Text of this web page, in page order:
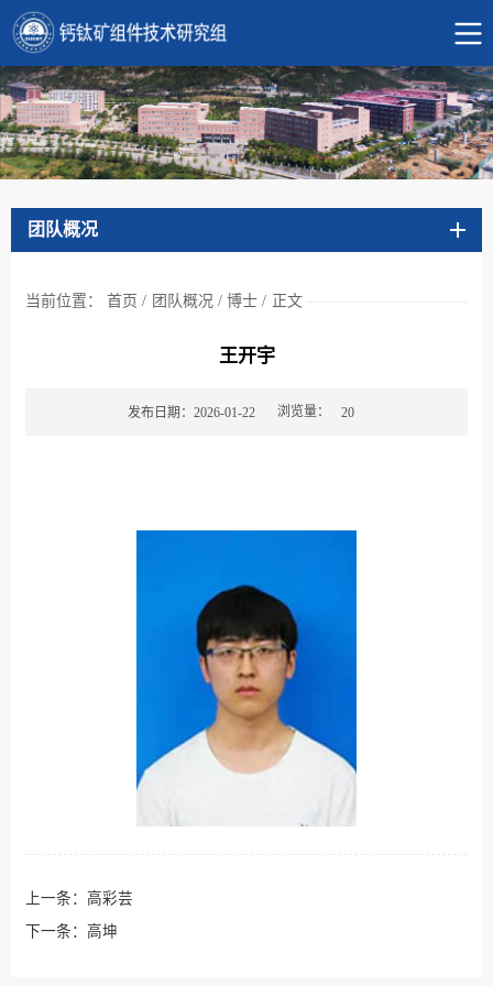
团队概况
当前位置： 首页 / 团队概况 / 博士 / 正文
王开宇
发布日期：2026-01-22 浏览量： 20
上一条： 高彩芸
下一条： 高坤